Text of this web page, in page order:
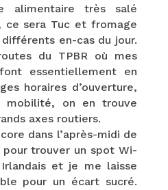
alimentaire très salé
ce sera Tuc et fromage
en-cas du jour.
du TPBR où mes
essentiellement en
horaires d’ouverture,
on en trouve
axes routiers.
dans l’après-midi de
trouver un spot Wi-
et je me laisse
pour un écart sucré.